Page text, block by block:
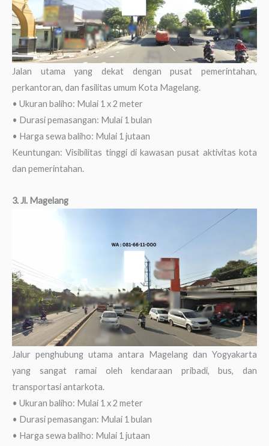
Jalan utama yang dekat dengan pusat pemerintahan,
perkantoran, dan fasilitas umum Kota Magelang.
• Ukuran baliho: Mulai 1 x 2 meter
• Durasi pemasangan: Mulai 1 bulan
• Harga sewa baliho: Mulai 1 jutaan
Keuntungan: Visibilitas tinggi di kawasan pusat aktivitas kota
dan pemerintahan.
3. Jl. Magelang
Jalur penghubung utama antara Magelang dan Yogyakarta
yang sangat ramai oleh kendaraan pribadi, bus, dan
transportasi antarkota.
• Ukuran baliho: Mulai 1 x 2 meter
• Durasi pemasangan: Mulai 1 bulan
• Harga sewa baliho: Mulai 1 jutaan